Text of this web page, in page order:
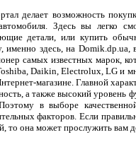
делает возможность
Здесь вы легко
детали, или купить
именно здесь, на
самых известных марок,
Daikin, Electrolux, LG и
магазине. Главной
а также высокий уровень
в выборе
факторов. Если
то она может прослужить вам